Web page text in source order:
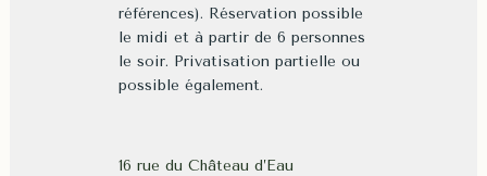
références). Réservation possible
le midi et à partir de 6 personnes
le soir. Privatisation partielle ou
possible également.
16 rue du Château d’Eau